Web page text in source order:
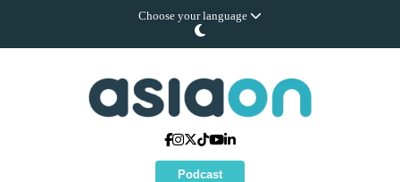
Choose your language
Podcast